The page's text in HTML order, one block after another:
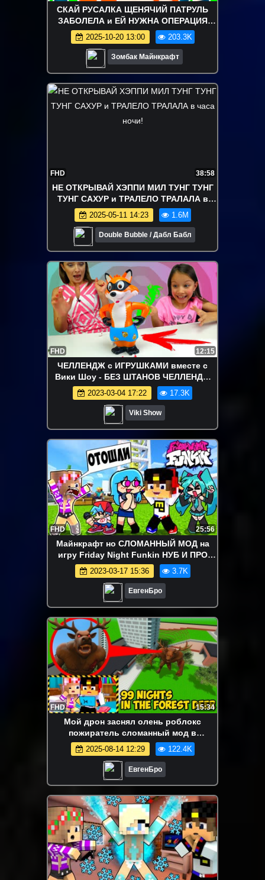
СКАЙ РУСАЛКА ЩЕНЯЧИЙ ПАТРУЛЬ
ЗАБОЛЕЛА и ЕЙ НУЖНА ОПЕРАЦИЯ
РАЙДЕР ВРАЧ в МАЙНКРАФТ
2025-10-20 13:00 203.3K
Зомбак Майнкрафт
FHD 38:58
НЕ ОТКРЫВАЙ ХЭППИ МИЛ ТУНГ ТУНГ
ТУНГ САХУР и ТРАЛЕЛО ТРАЛАЛА в
часа ночи!
2025-05-11 14:23 1.6M
Double Bubble / Дабл Бабл
FHD 12:15
ЧЕЛЛЕНДЖ с ИГРУШКАМИ вместе с
Вики Шоу - БЕЗ ШТАНОВ ЧЕЛЛЕНДЖ
Challenge Catch The Fox Game For Kids /
Вики Шоу
2023-03-04 17:22 17.3K
Viki Show
FHD 25:56
Майнкрафт но СЛОМАННЫЙ МОД на
игру Friday Night Funkin НУБ И ПРО
Видео Троллинг Minecraft FNF
2023-03-17 15:36 3.7K
ЕвгенБро
FHD 15:34
Мой дрон заснял олень роблокс
пожиратель сломанный мод в
майнкрафт! девушка новичок видео
minecraft
2025-08-14 12:29 122.4K
ЕвгенБро